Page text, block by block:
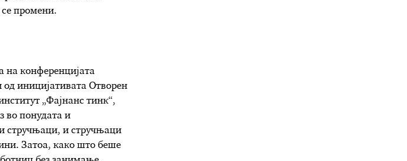
се промени.
на конференцијата
од иницијативата Отворен
„Фајнанс тинк“,
во понудата и
стручњаци, и стручњаци
Затоа, како што беше